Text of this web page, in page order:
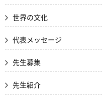
世界の文化
代表メッセージ
先生募集
先生紹介